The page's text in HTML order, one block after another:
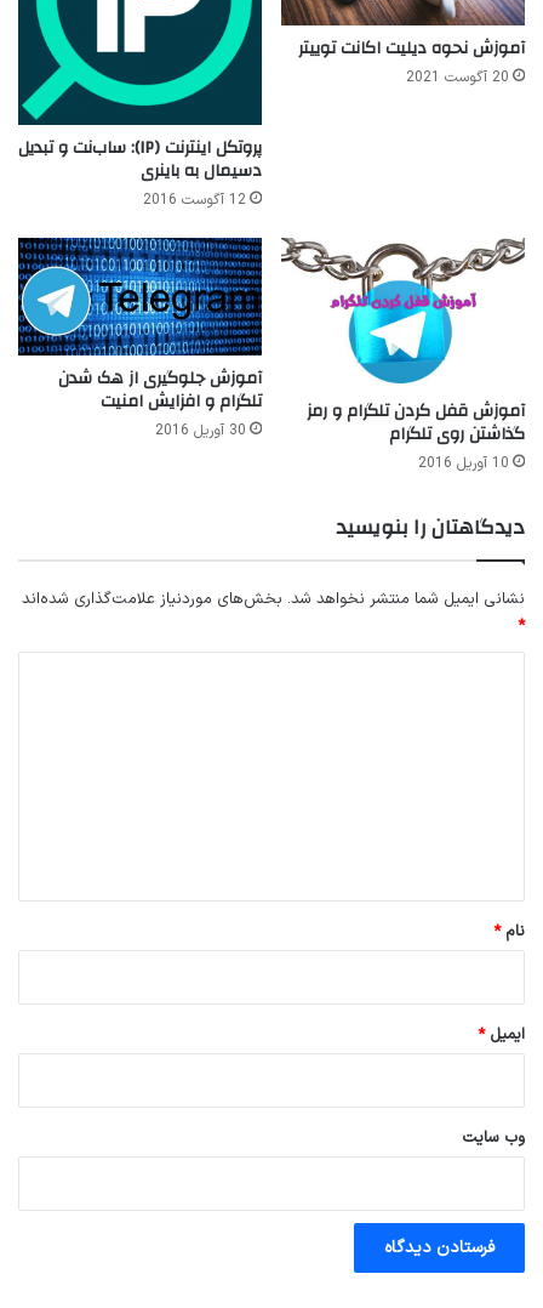
آموزش نحوه دیلیت اکانت توییتر
20 آگوست 2021
پروتکل اینترنت (IP): ساب‌نت و تبدیل
دسیمال به باینری
12 آگوست 2016
آموزش قفل کردن تلگرام و رمز
گذاشتن روی تلگرام
10 آوریل 2016
آموزش جلوگیری از هک شدن
تلگرام و افزایش امنیت
30 آوریل 2016
دیدگاهتان را بنویسید
نشانی ایمیل شما منتشر نخواهد شد. بخش‌های موردنیاز علامت‌گذاری شده‌اند
*
نام*
ایمیل*
وب‌ سایت